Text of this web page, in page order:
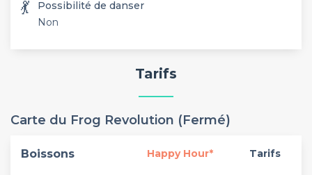
💃
Possibilité de danser
Non
Tarifs
Carte du Frog Revolution (Fermé)
Boissons Happy Hour* Tarifs